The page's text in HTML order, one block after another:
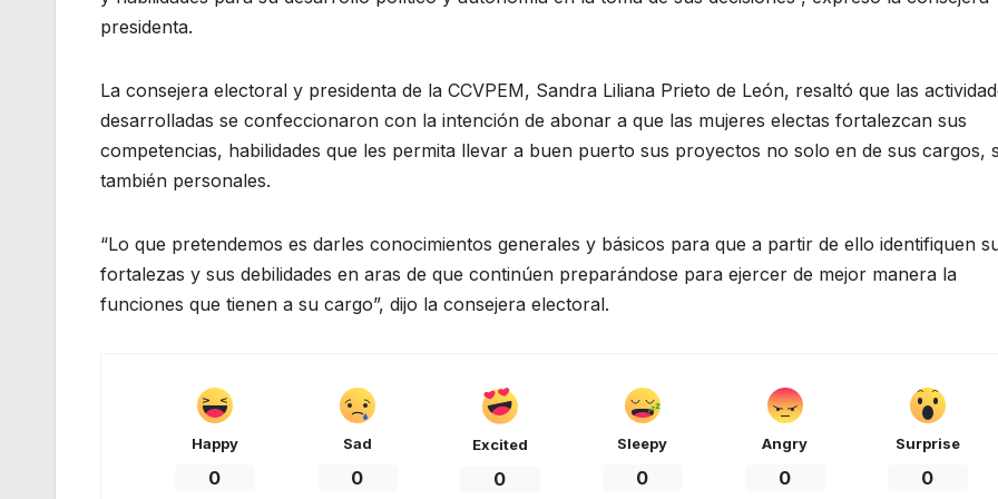
presidenta.
La consejera electoral y presidenta de la CCVPEM, Sandra Liliana Prieto de León, resaltó que las
desarrolladas se confeccionaron con la intención de abonar a que las mujeres electas fortalezcan sus
competencias, habilidades que les permita llevar a buen puerto sus proyectos no solo en de sus cargos,
también personales.
“Lo que pretendemos es darles conocimientos generales y básicos para que a partir de ello identifiquen
fortalezas y sus debilidades en aras de que continúen preparándose para ejercer de mejor manera la
funciones que tienen a su cargo”, dijo la consejera electoral.
Happy
0
Sad
0
Excited
0
Sleepy
0
Angry
0
Surprise
0